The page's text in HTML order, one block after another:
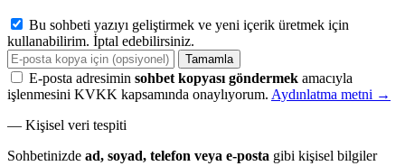
Bu sohbeti yazıyı geliştirmek ve yeni içerik üretmek için
kullanabilirim. İptal edebilirsiniz.
Tamamla
E-posta adresimin sohbet kopyası göndermek amacıyla
işlenmesini KVKK kapsamında onaylıyorum. Aydınlatma metni →
— Kişisel veri tespiti
Sohbetinizde ad, soyad, telefon veya e-posta gibi kişisel bilgiler